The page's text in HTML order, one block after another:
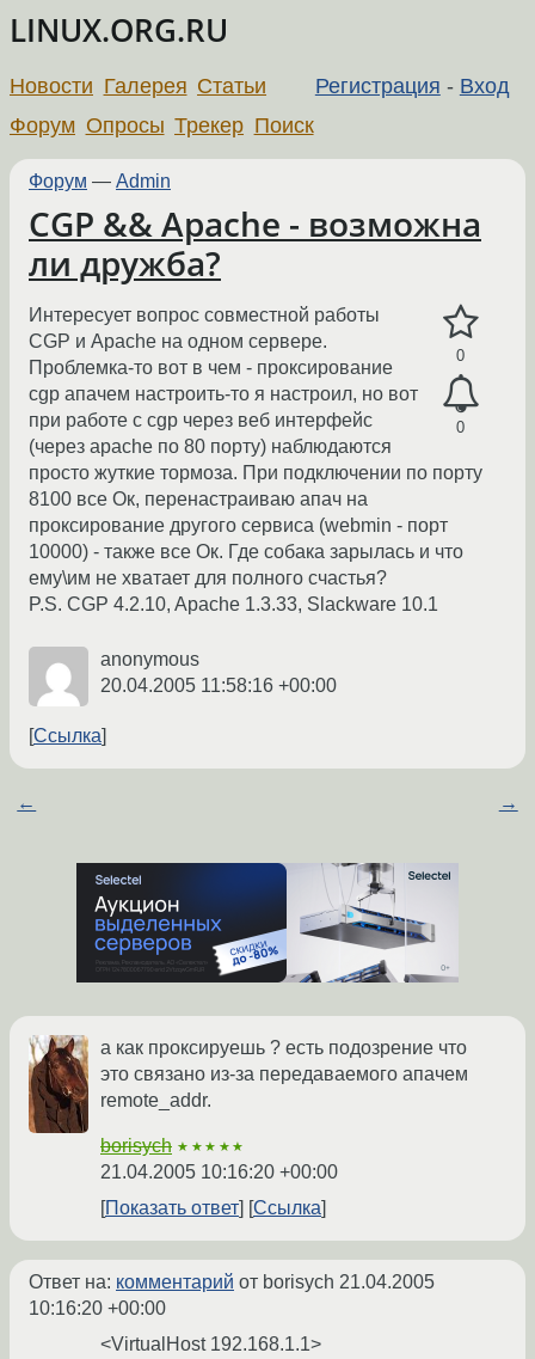
LINUX.ORG.RU
Регистрация - Вход
Новости Галерея Статьи
Форум Опросы Трекер Поиск
Форум — Admin
CGP && Apache - возможна
ли дружба?
0
0
Интересует вопрос совместной работы
CGP и Apache на одном сервере.
Проблемка-то вот в чем - проксирование
cgp апачем настроить-то я настроил, но вот
при работе с cgp через веб интерфейс
(через apache по 80 порту) наблюдаются
просто жуткие тормоза. При подключении по порту
8100 все Ок, перенастраиваю апач на
проксирование другого сервиса (webmin - порт
10000) - также все Ок. Где собака зарылась и что
ему\им не хватает для полного счастья?
P.S. CGP 4.2.10, Apache 1.3.33, Slackware 10.1
anonymous
20.04.2005 11:58:16 +00:00
Ссылка
← →
а как проксируешь ? есть подозрение что
это связано из-за передаваемого апачем
remote_addr.
borisych ★★★★★
21.04.2005 10:16:20 +00:00
Показать ответ
Ссылка
Ответ на: комментарий от borisych 21.04.2005
10:16:20 +00:00
<VirtualHost 192.168.1.1>